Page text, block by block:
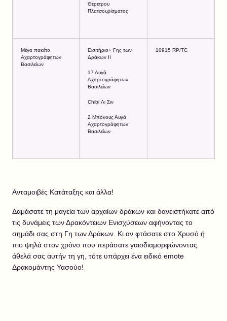
Θέρετρου
Πλατσουρίσματος
Μέγα πακέτο
Αχαρτογράφητων
Βασιλείων
Εισιτήριο+ Γης των
Δράκων II
17 Αυγά
Αχαρτογράφητων
Βασιλείων
Chibi Λι Σιν
2 Μπόνους Αυγά
Αχαρτογράφητων
Βασιλείων
10915 RP/TC
Ανταμοιβές Κατάταξης και άλλα!
Δαμάσατε τη μαγεία των αρχαίων δράκων και δανειστήκατε από
τις δυνάμεις των Δρακόντειων Ενισχύσεων αφήνοντας το
σημάδι σας στη Γη των Δράκων. Κι αν φτάσατε στο Χρυσό ή
πιο ψηλά στον χρόνο που περάσατε γαιοδιαμορφώνοντας
άθελά σας αυτήν τη γη, τότε υπάρχει ένα ειδικό emote
Δρακομάντης Υασούο!